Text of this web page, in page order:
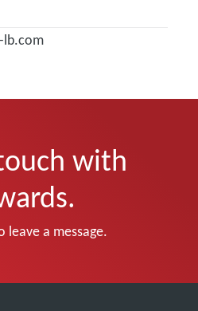
lb.com
with
leave a message.